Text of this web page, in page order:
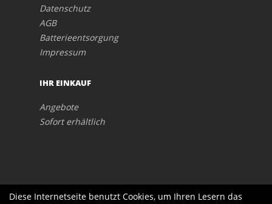
Datenschutz
AGB
Batterieentsorgung
Impressum
IHR EINKAUF
Angebote
Sofort erhältlich
Diese Internetseite benutzt Cookies, um Ihren Lesern das